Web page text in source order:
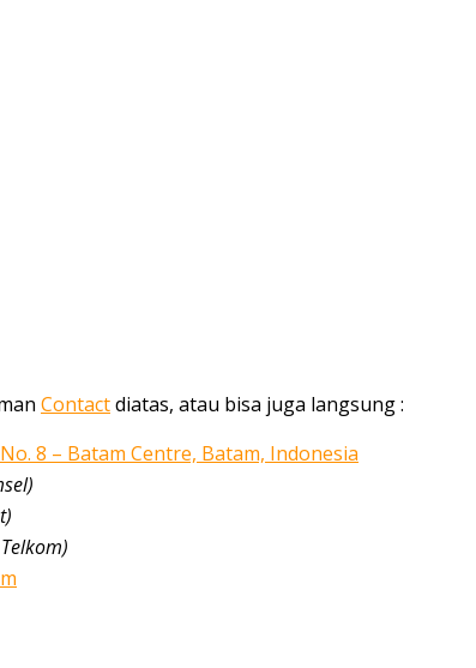
Contactdiatas, atau bisa juga langsung :
8 – Batam Centre, Batam, Indonesia